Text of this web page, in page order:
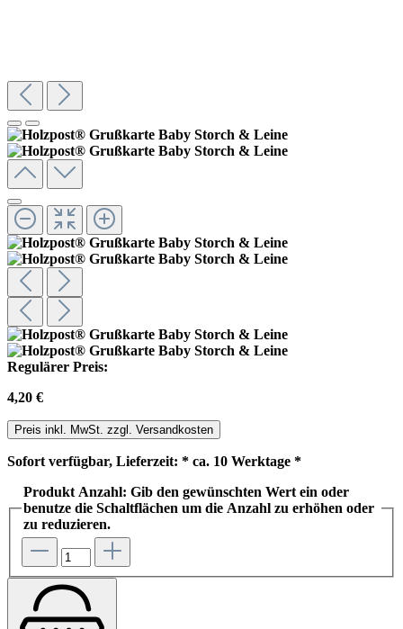
Regulärer Preis:
4,20 €
Preis inkl. MwSt. zzgl. Versandkosten
Sofort verfügbar, Lieferzeit: * ca. 10 Werktage *
Produkt Anzahl: Gib den gewünschten Wert ein oder
benutze die Schaltflächen um die Anzahl zu erhöhen oder
zu reduzieren.